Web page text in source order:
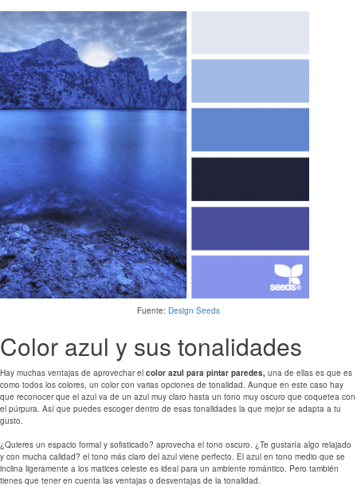
Fuente: Design Seeds
Color azul y sus tonalidades
Hay muchas ventajas de aprovechar el color azul para pintar paredes, una de ellas es que es
como todos los colores, un color con varias opciones de tonalidad. Aunque en este caso hay
que reconocer que el azul va de un azul muy claro hasta un tono muy oscuro que coquetea con
el púrpura. Así que puedes escoger dentro de esas tonalidades la que mejor se adapta a tu
gusto.
¿Quieres un espacio formal y sofisticado? aprovecha el tono oscuro. ¿Te gustaría algo relajado
y con mucha calidad? el tono más claro del azul viene perfecto. El azul en tono medio que se
inclina ligeramente a los matices celeste es ideal para un ambiente romántico. Pero también
tienes que tener en cuenta las ventajas o desventajas de la tonalidad.